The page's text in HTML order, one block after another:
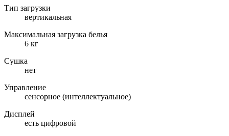
Тип загрузки
вертикальная
Максимальная загрузка белья
6 кг
Сушка
нет
Управление
сенсорное (интеллектуальное)
Дисплей
есть цифровой